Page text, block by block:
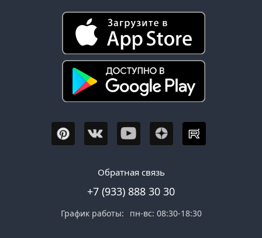
Обратная связь
+7 (933) 888 30 30
График работы: пн-вс: 08:30-18:30